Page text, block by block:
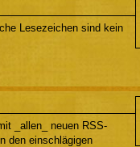
Lesezeichen sind kein
_allen_ neuen RSS-
den einschlägigen